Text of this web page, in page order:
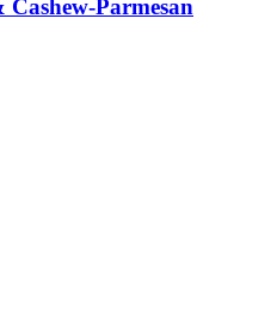
Cashew-Parmesan